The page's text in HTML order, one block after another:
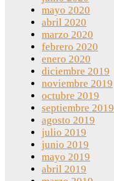
mayo 2020
abril 2020
marzo 2020
febrero 2020
enero 2020
diciembre 2019
noviembre 2019
octubre 2019
septiembre 2019
agosto 2019
julio 2019
junio 2019
mayo 2019
abril 2019